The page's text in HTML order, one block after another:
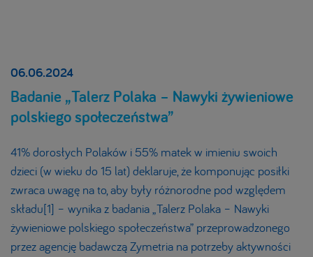
06.06.2024
Badanie „Talerz Polaka – Nawyki żywieniowe
polskiego społeczeństwa”
41% dorosłych Polaków i 55% matek w imieniu swoich
dzieci (w wieku do 15 lat) deklaruje, że komponując posiłki
zwraca uwagę na to, aby były różnorodne pod względem
składu[1] – wynika z badania „Talerz Polaka – Nawyki
żywieniowe polskiego społeczeństwa” przeprowadzonego
przez agencję badawczą Zymetria na potrzeby aktywności